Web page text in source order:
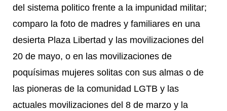
del sistema politico frente a la impunidad militar;
comparo la foto de madres y familiares en una
desierta Plaza Libertad y las movilizaciones del
20 de mayo, o en las movilizaciones de
poquísimas mujeres solitas con sus almas o de
las pioneras de la comunidad LGTB y las
actuales movilizaciones del 8 de marzo y la